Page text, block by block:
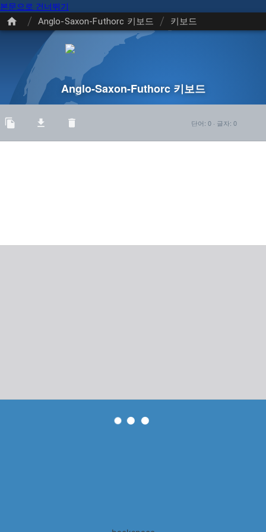
본문으로 건너뛰기
/ Anglo-Saxon-Futhorc 키보드 / 키보드
Anglo-Saxon-Futhorc 키보드
단어: 0 · 글자: 0